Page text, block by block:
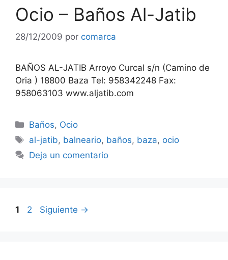
Ocio – Baños Al-Jatib
28/12/2009 por comarca
BAÑOS AL-JATIB Arroyo Curcal s/n (Camino de
Oria ) 18800 Baza Tel: 958342248 Fax:
958063103 www.aljatib.com
Categorías
Baños, Ocio
Etiquetas
al-jatib, balneario, baños, baza, ocio
Deja un comentario
Página
1 Página
2 Siguiente →